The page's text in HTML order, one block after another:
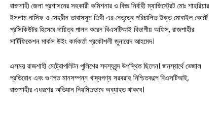
সারাদেশ
সাতক্ষীরা সদর
রাজশাহী জেলা প্রশাসনের সহকারী কমিশনার ও বিজ্ঞ নির্বাহী ম্যাজিস্ট্রেট মোঃ শাহরিয়ার
ইসলাম নাসিফ ও সেহরীন তাবাসসুম তিথী এর নেতৃত্বে পরিচালিত উক্ত মোবাইল কোর্টে
প্রসিকিউটর হিসেবে দায়িত্ব পালন করেন বিএসটিআই বিভাগীয় অফিস, রাজশাহীর
সার্টিফিকেশন মার্কস উইং কর্মকর্তা প্রকৌশলী জুনায়েদ আহমেদ।
এসময় রাজশাহী মেট্রোপলিটন পুলিশের সদস্যবৃন্দ উপস্থিত ছিলেন। জনস্বার্থে ভেজাল
প্রতিরোধ এবং গুণগত মানসম্পন্ন খাদ্যপণ্য সরবরাহ নিশ্চিতকল্পে বিএসটিআই,
রাজশাহীর এধরণের অভিযান নিয়মিতভাবে অব্যাহত থাকবে।